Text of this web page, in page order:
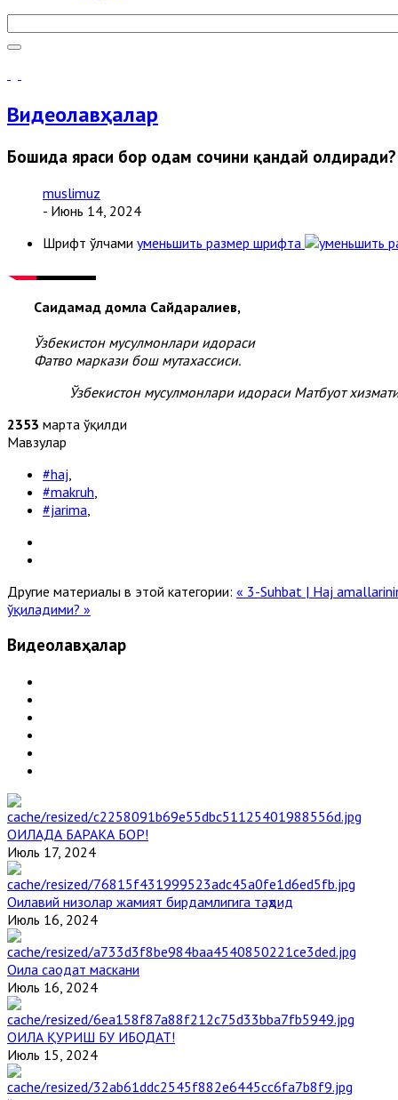
Видеолавҳалар
Бошида яраси бор одам сочини қандай олдиради?
muslimuz
- Июнь 14, 2024
Шрифт ўлчами уменьшить размер шрифта
Саидаҳмад домла Сайдаралиев,
Ўзбекистон мусулмонлари идораси
Фатво маркази бош мутахассиси.
Ўзбекистон мусулмонлари идораси Матбуот
2353 марта ўқилди
Мавзулар
#haj
#makruh
#jarima
Другие материалы в этой категории: « 3-Suhbat | Haj
ўқиладими? »
Видеолавҳалар
ОИЛАДА БАРАКА БОР!
Июль 17, 2024
Оилавий низолар жамият бирдамлигига таҳдид
Июль 16, 2024
Оила саодат маскани
Июль 16, 2024
ОИЛА ҚУРИШ БУ ИБОДАТ!
Июль 15, 2024